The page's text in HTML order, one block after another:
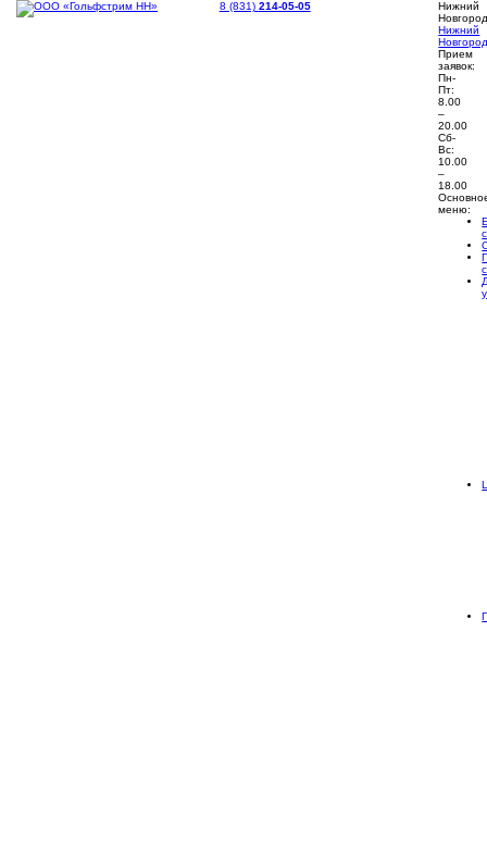
8 (831) 214-05-05
Нижний
Нижний
Прием
заявок:
Пн-
Пт:
8.00
–
20.00
Сб-
Вс:
10.00
–
18.00
меню: